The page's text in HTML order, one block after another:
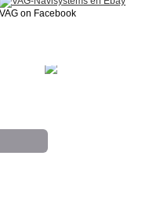
VAG on Facebook